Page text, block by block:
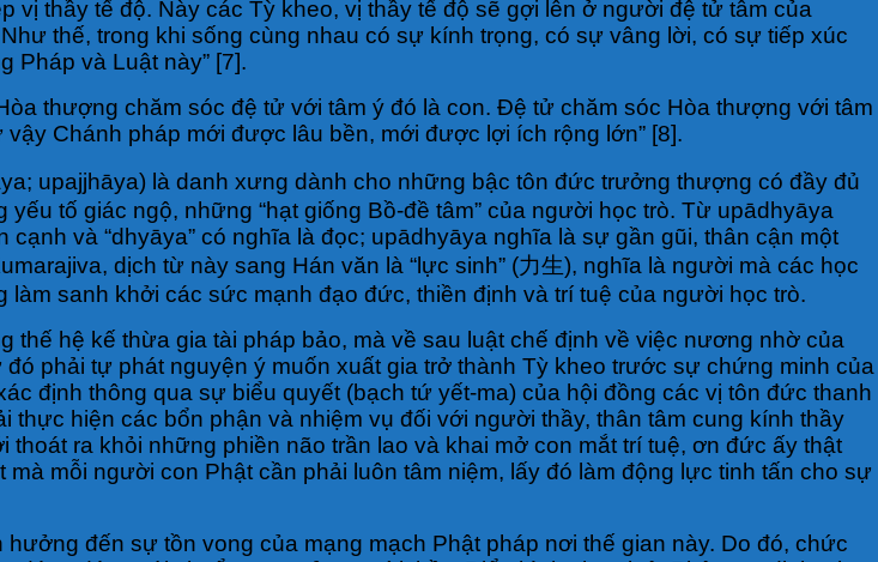
thầy tế độ. Này các Tỳ kheo, vị thầy tế độ sẽ gợi lên ở người đệ tử tâm của
thế, trong khi sống cùng nhau có sự kính trọng, có sự vâng lời, có sự tiếp xúc
Pháp và Luật này” [7].
thượng chăm sóc đệ tử với tâm ý đó là con. Đệ tử chăm sóc Hòa thượng với tâm
Chánh pháp mới được lâu bền, mới được lợi ích rộng lớn” [8].
upajjhāya) là danh xưng dành cho những bậc tôn đức trưởng thượng có đầy đủ
tố giác ngộ, những “hạt giống Bồ-đề tâm” của người học trò. Từ upādhyāya
và “dhyāya” có nghĩa là đọc; upādhyāya nghĩa là sự gần gũi, thân cận một
dịch từ này sang Hán văn là “lực sinh” (力生), nghĩa là người mà các học
sanh khởi các sức mạnh đạo đức, thiền định và trí tuệ của người học trò.
hệ kế thừa gia tài pháp bảo, mà về sau luật chế định về việc nương nhờ của
phải tự phát nguyện ý muốn xuất gia trở thành Tỳ kheo trước sự chứng minh của
định thông qua sự biểu quyết (bạch tứ yết-ma) của hội đồng các vị tôn đức thanh
hiện các bổn phận và nhiệm vụ đối với người thầy, thân tâm cung kính thầy
ra khỏi những phiền não trần lao và khai mở con mắt trí tuệ, ơn đức ấy thật
mỗi người con Phật cần phải luôn tâm niệm, lấy đó làm động lực tinh tấn cho sự
đến sự tồn vong của mạng mạch Phật pháp nơi thế gian này. Do đó, chức